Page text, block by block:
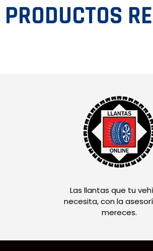
PRODUCTOS
Las llantas que tu
necesita, con la
mereces.